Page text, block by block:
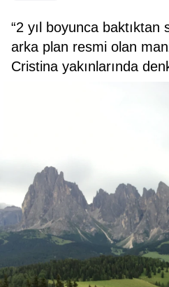
“2 yıl boyunca
arka plan resmi olan
Cristina yakınlarında